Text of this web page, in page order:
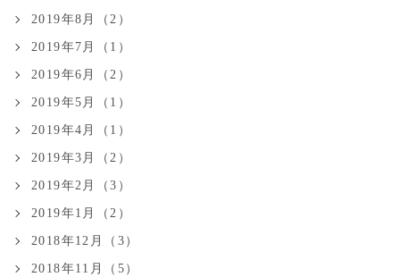
2019年8月（2）
2019年7月（1）
2019年6月（2）
2019年5月（1）
2019年4月（1）
2019年3月（2）
2019年2月（3）
2019年1月（2）
2018年12月（3）
2018年11月（5）